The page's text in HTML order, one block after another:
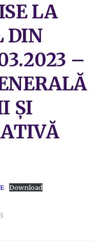
LA
DIN
–
ȘI
Download